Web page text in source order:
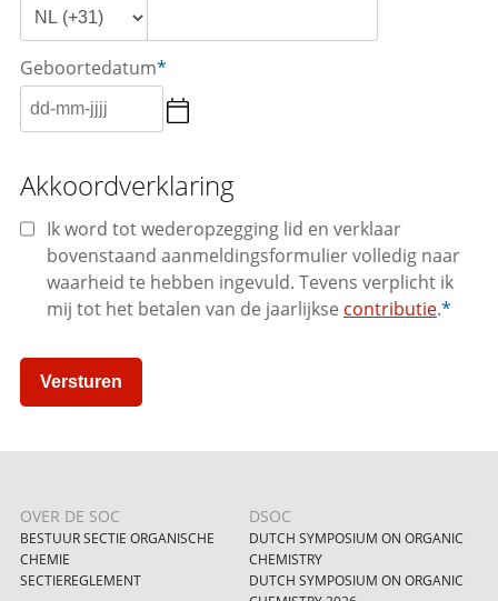
Geboortedatum*
Akkoordverklaring
Ik word tot wederopzegging lid en verklaar
bovenstaand aanmeldingsformulier volledig naar
waarheid te hebben ingevuld. Tevens verplicht ik
mij tot het betalen van de jaarlijkse contributie.*
Versturen
OVER DE SOC
BESTUUR SECTIE ORGANISCHE
CHEMIE
SECTIEREGLEMENT
DSOC
DUTCH SYMPOSIUM ON ORGANIC
CHEMISTRY
DUTCH SYMPOSIUM ON ORGANIC